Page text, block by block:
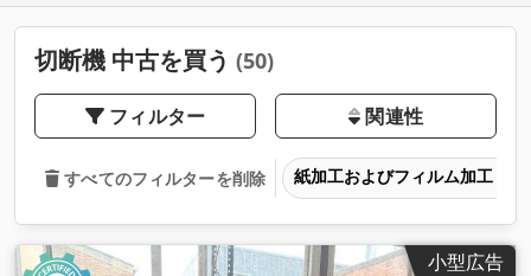
切断機 中古を買う (50)
フィルター 関連性
すべてのフィルターを削除 紙加工およびフィルム加工
小型広告